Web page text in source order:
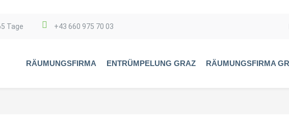
Tage +43 660 975 70 03
RÄUMUNGSFIRMA ENTRÜMPELUNG GRAZ RÄUMUNGSFIRMA